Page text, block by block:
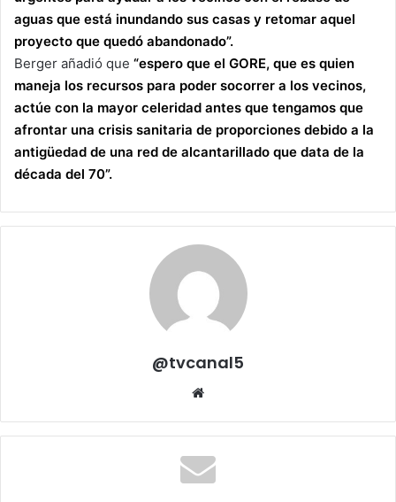
aguas que está inundando sus casas y retomar aquel
proyecto que quedó abandonado”.
Berger añadió que “espero que el GORE, que es quien
maneja los recursos para poder socorrer a los vecinos,
actúe con la mayor celeridad antes que tengamos que
afrontar una crisis sanitaria de proporciones debido a la
antigüedad de una red de alcantarillado que data de la
década del 70”.
@tvcanal5